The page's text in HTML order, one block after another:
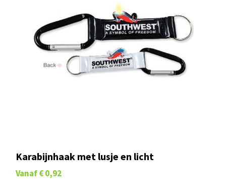
Karabijnhaak met lusje en licht
Vanaf € 0,92